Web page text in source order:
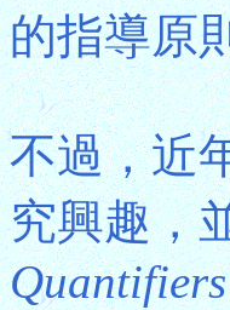
的指導原
不過，近
究興趣，